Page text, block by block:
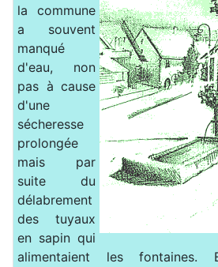
la commune
a souvent
manqué
d'eau, non
pas à cause
d'une
sécheresse
prolongée
mais par
suite du
délabrement
des tuyaux
en sapin qui
alimentaient les